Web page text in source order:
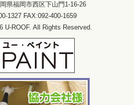
県福岡市西区下山門1-16-26
1327 FAX:092-400-1659
U-ROOF. All Rights Reserved.